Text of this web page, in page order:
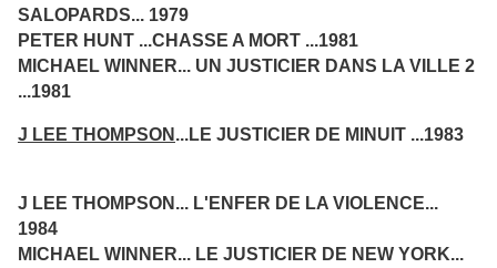
SALOPARDS... 1979
PETER HUNT ...CHASSE A MORT ...1981
MICHAEL WINNER... UN JUSTICIER DANS LA VILLE 2
...1981
J LEE THOMPSON ...LE JUSTICIER DE MINUIT ...1983
J LEE THOMPSON... L'ENFER DE LA VIOLENCE...
1984
MICHAEL WINNER... LE JUSTICIER DE NEW YORK...